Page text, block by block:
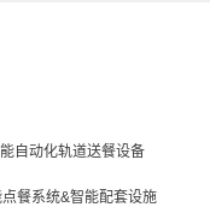
自动化轨道送餐设备
餐系统&智能配套设施